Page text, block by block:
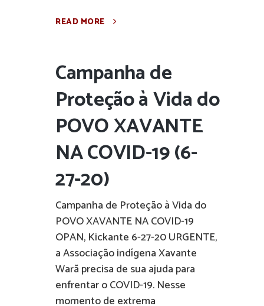
READ MORE
Campanha de
Proteção à Vida do
POVO XAVANTE
NA COVID-19 (6-
27-20)
Campanha de Proteção à Vida do
POVO XAVANTE NA COVID-19
OPAN, Kickante 6-27-20 URGENTE,
a Associação indígena Xavante
Warã precisa de sua ajuda para
enfrentar o COVID-19. Nesse
momento de extrema